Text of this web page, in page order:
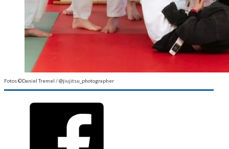
Fotos ©Daniel Tremel / @jiujitsu_photographer